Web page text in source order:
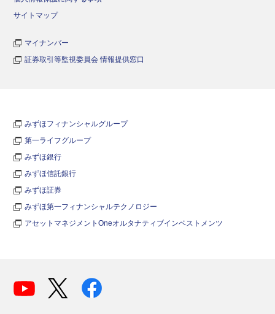
サイトマップ
マイナンバー
証券取引等監視委員会 情報提供窓口
みずほフィナンシャルグループ
第一ライフグループ
みずほ銀行
みずほ信託銀行
みずほ証券
みずほ第一フィナンシャルテクノロジー
アセットマネジメントOneオルタナティブインベストメンツ